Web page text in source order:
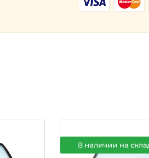
В наличии на